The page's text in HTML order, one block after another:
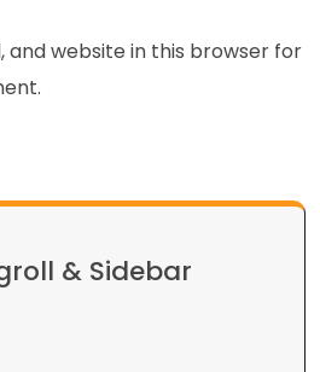
and website in this browser for
& Sidebar